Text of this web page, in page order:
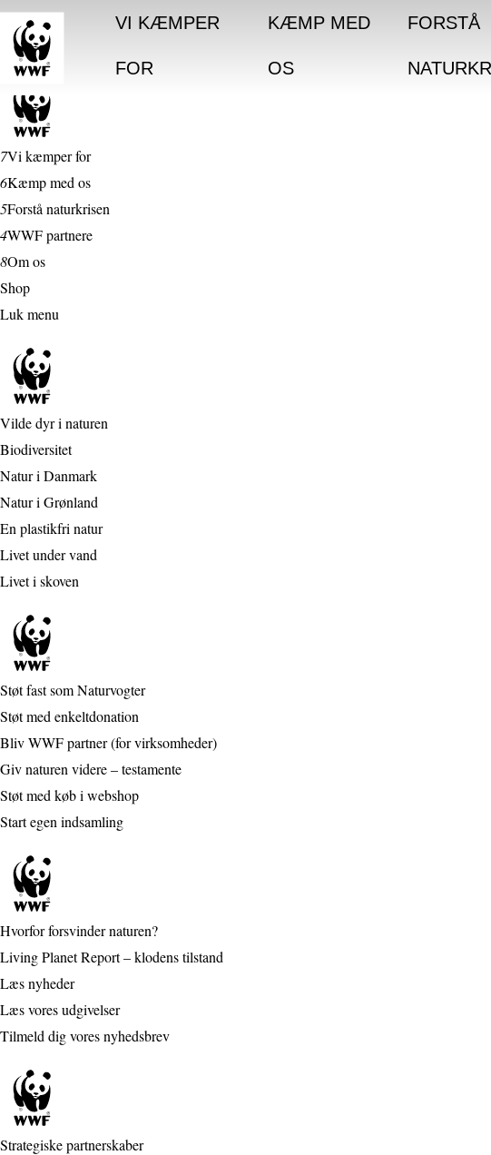
7Vi kæmper for
6Kæmp med os
5Forstå naturkrisen
4WWF partnere
8Om os
Shop
Luk menu
Vilde dyr i naturen
Biodiversitet
Natur i Danmark
Natur i Grønland
En plastikfri natur
Livet under vand
Livet i skoven
Støt fast som Naturvogter
Støt med enkeltdonation
Bliv WWF partner (for virksomheder)
Giv naturen videre – testamente
Støt med køb i webshop
Start egen indsamling
Hvorfor forsvinder naturen?
Living Planet Report – klodens tilstand
Læs nyheder
Læs vores udgivelser
Tilmeld dig vores nyhedsbrev
Strategiske partnerskaber
VI KÆMPER
FOR
KÆMP MED
OS
FORSTÅ